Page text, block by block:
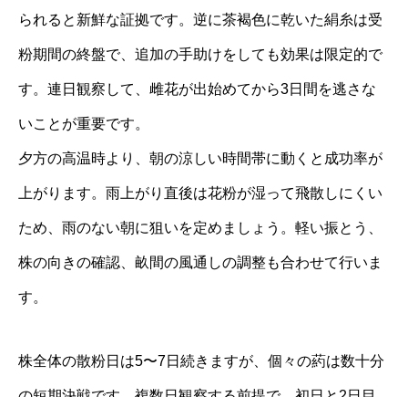
られると新鮮な証拠です。逆に茶褐色に乾いた絹糸は受
粉期間の終盤で、追加の手助けをしても効果は限定的で
す。連日観察して、雌花が出始めてから3日間を逃さな
いことが重要です。
夕方の高温時より、朝の涼しい時間帯に動くと成功率が
上がります。雨上がり直後は花粉が湿って飛散しにくい
ため、雨のない朝に狙いを定めましょう。軽い振とう、
株の向きの確認、畝間の風通しの調整も合わせて行いま
す。
株全体の散粉日は5〜7日続きますが、個々の葯は数十分